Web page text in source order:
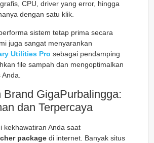
CPU, driver yang error, hingga
dengan satu klik.
sistem tetap prima secara
juga sangat menyarankan
Utilities Pro sebagai pendamping
file sampah dan mengoptimalkan
Brand GigaPurbalingga:
dan Terpercaya
kekhawatiran Anda saat
package di internet. Banyak situs